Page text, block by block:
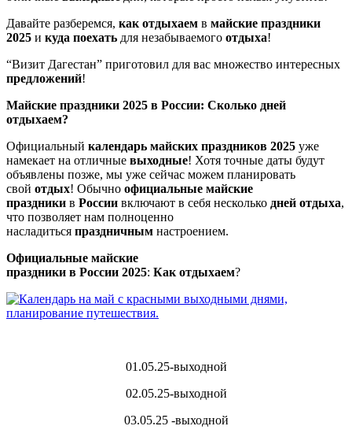
Давайте разберемся, как отдыхаем в майские праздники
2025 и куда поехать для незабываемого отдыха!
“Визит Дагестан” приготовил для вас множество интересных
предложений!
Майские праздники 2025 в России: Сколько дней
отдыхаем?
Официальный календарь майских праздников 2025 уже
намекает на отличные выходные! Хотя точные даты будут
объявлены позже, мы уже сейчас можем планировать
свой отдых! Обычно официальные майские
праздники в России включают в себя несколько дней отдыха,
что позволяет нам полноценно
насладиться праздничным настроением.
Официальные майские
праздники в России 2025: Как отдыхаем?
01.05.25-выходной
02.05.25-выходной
03.05.25 -выходной